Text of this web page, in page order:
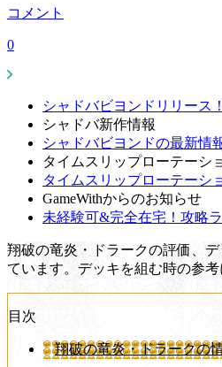
コメント
0
シャドバビヨンドリリース
シャドバ新作情報
シャドバビヨンドの最新情
タイムスリップローテーシ
タイムスリップローテーシ
GameWithからのお知らせ
未経験可&完全在宅！攻略
翔破の竜炎・ドラークの評価、
ています。デッキを組む時の参考
目次
翔破の竜炎・ドラークの